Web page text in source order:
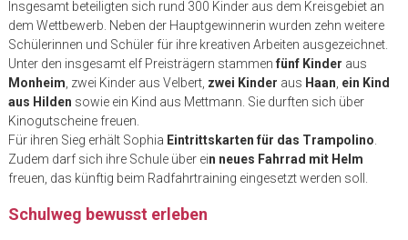
Insgesamt beteiligten sich rund 300 Kinder aus dem Kreisgebiet an
dem Wettbewerb. Neben der Hauptgewinnerin wurden zehn weitere
Schülerinnen und Schüler für ihre kreativen Arbeiten ausgezeichnet.
Unter den insgesamt elf Preisträgern stammen fünf Kinder aus
Monheim , zwei Kinder aus Velbert, zwei Kinder aus Haan ein Kind
aus Hilden sowie ein Kind aus Mettmann. Sie durften sich über
Kinogutscheine freuen.
Für ihren Sieg erhält Sophia Eintrittskarten für das Trampolino
Zudem darf sich ihre Schule über ein neues Fahrrad mit Helm
freuen, das künftig beim Radfahrtraining eingesetzt werden soll.
Schulweg bewusst erleben